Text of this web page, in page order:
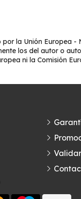
por la Unión Europea -
los del autor o
ni la Comisión